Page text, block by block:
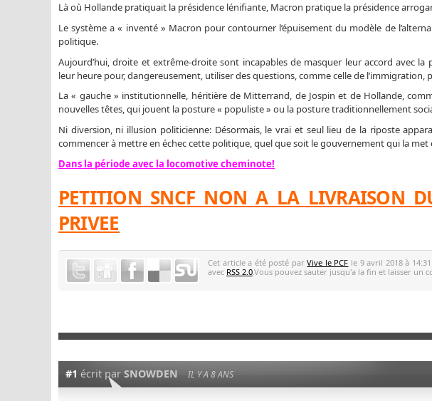
Là où Hollande pratiquait la présidence lénifiante, Macron pratique la présidence
Le système a « inventé » Macron pour contourner l’épuisement du modèle de
politique.
Aujourd’hui, droite et extrême-droite sont incapables de masquer leur accord avec
leur heure pour, dangereusement, utiliser des questions, comme celle de
La « gauche » institutionnelle, héritière de Mitterrand, de Jospin et de Hollande,
nouvelles têtes, qui jouent la posture « populiste » ou la posture traditionnellement
Ni diversion, ni illusion politicienne: Désormais, le vrai et seul lieu de la riposte
commencer à mettre en échec cette politique, quel que soit le gouvernement qui la
Dans la période avec la locomotive cheminote!
PETITION SNCF NON A LA LIVRAISON
PRIVEE
Cet article a été posté parVive le PCF le 9 avril 2018 à
avec RSS 2.0.Vous pouvez sauter jusqu'a la fin et laisser un
#1 écrit par SNOWDEN IL Y A 8 ANS